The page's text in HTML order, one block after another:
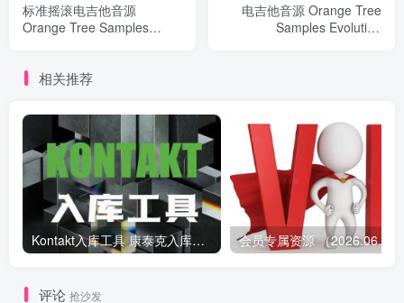
标准摇滚电吉他音源
Orange Tree Samples
电吉他音源 Orange Tree
Samples Evolution
相关推荐
Kontakt入库工具 康泰克入库教程
评论 抢沙发